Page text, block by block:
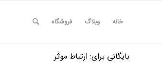
خانه وبلاگ فروشگاه
بایگانی برای: ارتباط موثر